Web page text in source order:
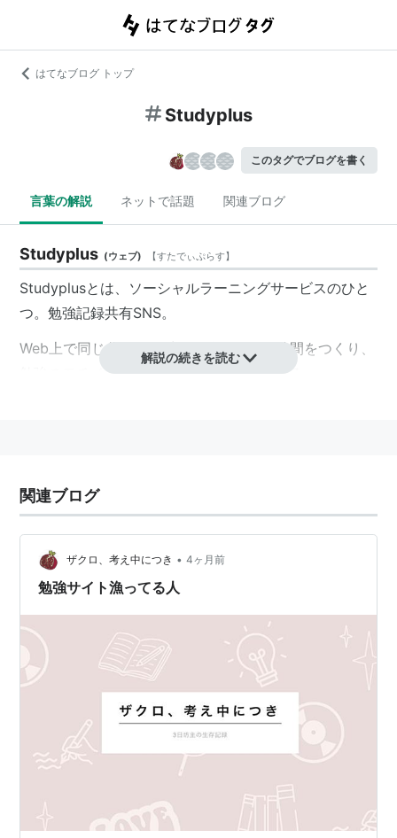
はてなブログ トップ
Studyplus
このタグでブログを書く
言葉の解説 ネットで話題 関連ブログ
Studyplus (ウェブ) 【すたでぃぷらす】
Studyplusとは、ソーシャルラーニングサービスのひと
つ。勉強記録共有SNS。
Web上で同じ分野や教材を勉強している仲間をつくり、
勉強のモチベーションを高めることができる。
自分の使用している教材を登録
勉強時間（ストップウォッチ）や勉強量（グラフ
その記録をStudyplus独自のタイムラインで勉強仲間
と共有（いいね！やコメント機能もある）
匿名でも参加可能
資格試験（TOEICやTOEFL）
Webサイト
解説の続きを読む
関連ブログ
ザクロ、考え中につき • 4ヶ月前
勉強サイト漁ってる人